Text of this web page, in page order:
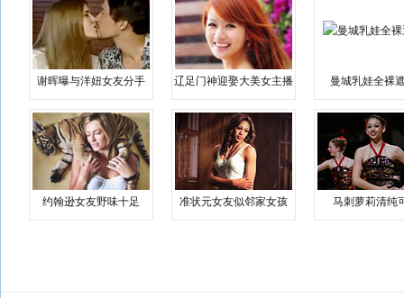
谢晖曝与洋妞女友分手 辽足门神迎娶大美女主播 曼城乳娃全裸
约翰逊女友野味十足 准状元女友似邻家女孩 马刺萝莉清纯